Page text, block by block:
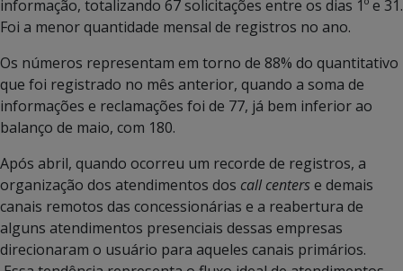
informação, totalizando 67 solicitações entre os dias 1º e 31.
Foi a menor quantidade mensal de registros no ano.
Os números representam em torno de 88% do quantitativo
que foi registrado no mês anterior, quando a soma de
informações e reclamações foi de 77, já bem inferior ao
balanço de maio, com 180.
Após abril, quando ocorreu um recorde de registros, a
organização dos atendimentos dos call centerse demais
canais remotos das concessionárias e a reabertura de
alguns atendimentos presenciais dessas empresas
direcionaram o usuário para aqueles canais primários.